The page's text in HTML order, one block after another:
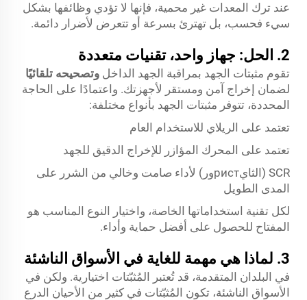
عند ترك المعدات غير محمية، فإنها لا تؤدي وظائفها بشكل
سيء فحسب، بل تهترئ بسرعة أو تتعرض لأضرار دائمة.
2. الحل: جهاز واحد، تقنيات متعددة
تقوم مثبتات الجهد بمراقبة الجهد الداخل وتصحيحه تلقائيًا
لضمان إخراج آمن ومستقر لأجهزتك. واعتمادًا على الحاجة
المحددة، تتوفر مثبتات الجهد بأنواع مختلفة:
تعتمد على الريلاي للاستخدام العام
تعتمد على المحرك المؤازر للإخراج الدقيق للجهد
SCR (الثايристور) لأداء صامت وخالي من الشرر على
المدى الطويل
لكل تقنية استخداماتها الخاصة، واختيار النوع المناسب هو
المفتاح للحصول على أفضل حماية وأداء.
3. لماذا هي مهمة للغاية في الأسواق الناشئة
في البلدان المتقدمة، قد تُعتبر المُثبّتات اختيارية. ولكن في
الأسواق الناشئة، تكون المُثبّتات في كثير من الأحيان الدرع